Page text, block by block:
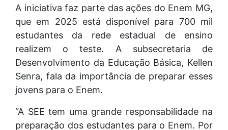
A iniciativa faz parte das ações do Enem MG,
que em 2025 está disponível para 700 mil
estudantes da rede estadual de ensino
realizem o teste. A subsecretaria de
Desenvolvimento da Educação Básica, Kellen
Senra, fala da importância de preparar esses
jovens para o Enem.
“A SEE tem uma grande responsabilidade na
preparação dos estudantes para o Enem. Por